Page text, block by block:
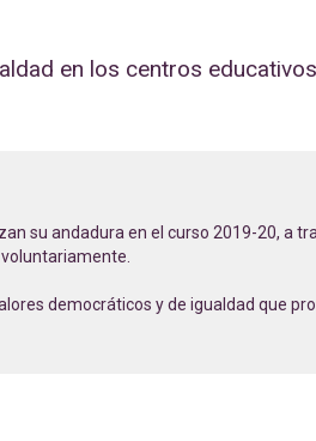
en los centros
su andadura en el curso 2019-20, a
democráticos y de igualdad que